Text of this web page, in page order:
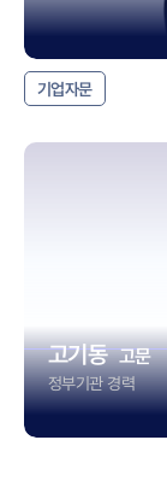
기업자문
고기동 고문
정부기관 경력